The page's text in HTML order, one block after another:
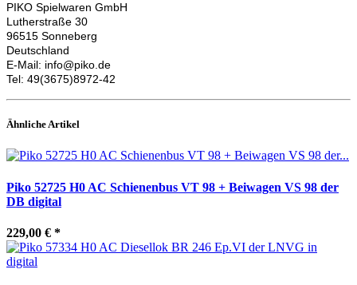
PIKO Spielwaren GmbH
Lutherstraße 30
96515 Sonneberg
Deutschland
E-Mail: info@piko.de
Tel: 49(3675)8972-42
Ähnliche Artikel
Piko 52725 H0 AC Schienenbus VT 98 + Beiwagen VS 98 der
DB digital
229,00 € *